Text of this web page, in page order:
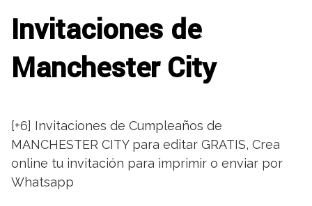
Invitaciones de
Manchester City
[+6] Invitaciones de Cumpleaños de
MANCHESTER CITY para editar GRATIS, Crea
online tu invitación para imprimir o enviar por
Whatsapp